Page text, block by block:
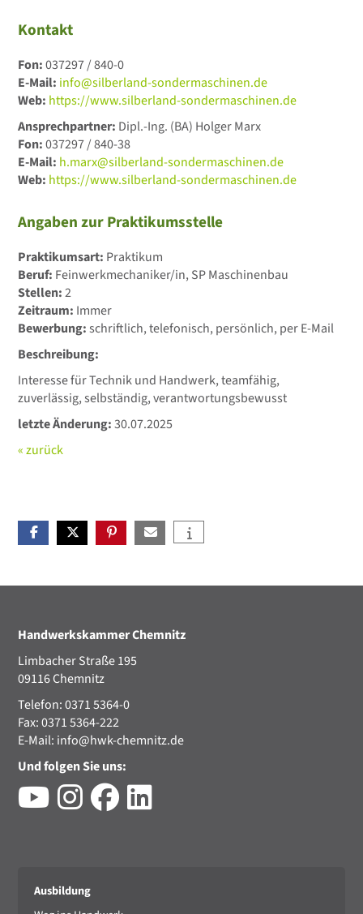
Kontakt
Fon:037297 / 840-0
E-Mail: info@silberland-sondermaschinen.de
Web: https://www.silberland-sondermaschinen.de
Ansprechpartner: Dipl.-Ing. (BA) Holger Marx
Fon:037297 / 840-38
E-Mail: h.marx@silberland-sondermaschinen.de
Web: https://www.silberland-sondermaschinen.de
Angaben zur Praktikumsstelle
Praktikumsart: Praktikum
Beruf: Feinwerkmechaniker/in, SP Maschinenbau
Stellen:2
Zeitraum: Immer
Bewerbung:schriftlich, telefonisch, persönlich, per E-Mail
Beschreibung:
Interesse für Technik und Handwerk, teamfähig,
zuverlässig, selbständig, verantwortungsbewusst
letzte Änderung:30.07.2025
« zurück
Handwerkskammer Chemnitz
Limbacher Straße 195
09116 Chemnitz
Telefon: 0371 5364-0
Fax: 0371 5364-222
E-Mail: info@hwk-chemnitz.de
Und folgen Sie uns:
Ausbildung